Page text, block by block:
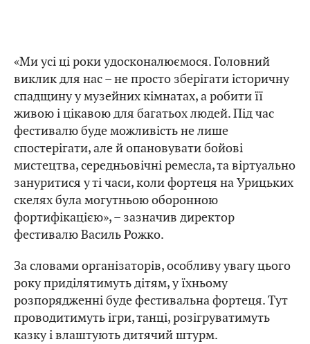
«Ми усі ці роки удосконалюємося. Головний
виклик для нас – не просто зберігати історичну
спадщину у музейних кімнатах, а робити її
живою і цікавою для багатьох людей. Під час
фестивалю буде можливість не лише
спостерігати, але й опановувати бойові
мистецтва, середньовічні ремесла, та віртуально
зануритися у ті часи, коли фортеця на Урицьких
скелях була могутньою оборонною
фортифікацією», – зазначив директор
фестивалю Василь Рожко.
За словами організаторів, особливу увагу цього
року приділятимуть дітям, у їхньому
розпорядженні буде фестивальна фортеця. Тут
проводитимуть ігри, танці, розігруватимуть
казку і влаштують дитячий штурм.